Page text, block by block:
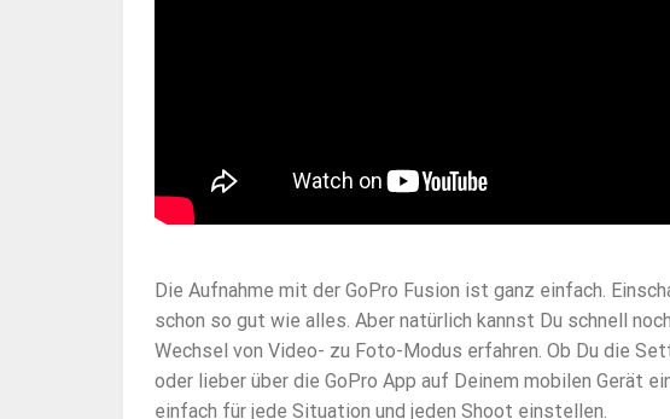
Die Aufnahme mit der GoPro Fusion ist ganz einfach.
schon so gut wie alles. Aber natürlich kannst Du schnell
Wechsel von Video- zu Foto-Modus erfahren. Ob Du die
oder lieber über die GoPro App auf Deinem mobilen Gerät
einfach für jede Situation und jeden Shoot einstellen.